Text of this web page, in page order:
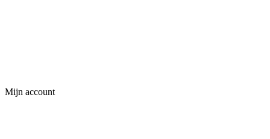
Mijn account